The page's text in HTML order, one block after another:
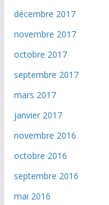
décembre 2017
novembre 2017
octobre 2017
septembre 2017
mars 2017
janvier 2017
novembre 2016
octobre 2016
septembre 2016
mai 2016